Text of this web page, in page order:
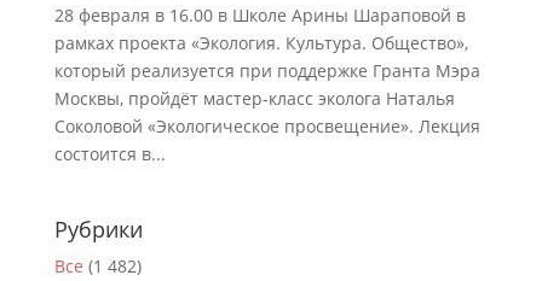
28 февраля в 16.00 в Школе Арины Шараповой в
рамках проекта «Экология. Культура. Общество»,
который реализуется при поддержке Гранта Мэра
Москвы, пройдёт мастер-класс эколога Наталья
Соколовой «Экологическое просвещение». Лекция
состоится в...
Рубрики
Все (1 482)